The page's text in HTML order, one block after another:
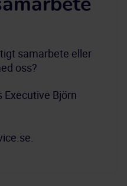
samarbete eller
oss?
Executive Björn